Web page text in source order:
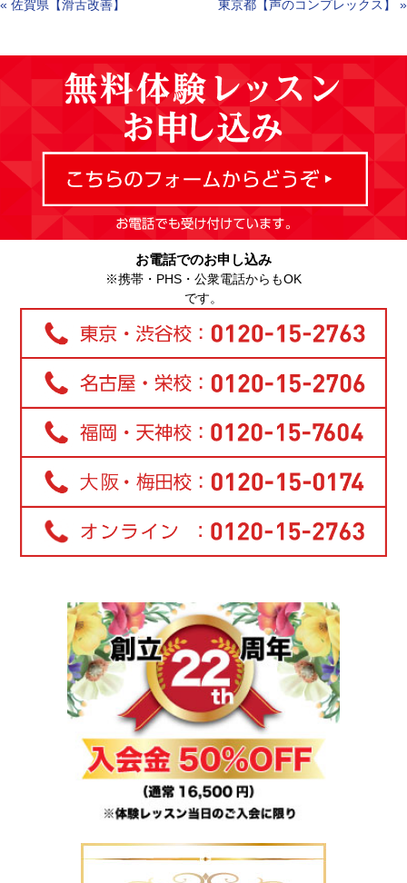
« 佐賀県【滑舌改善】 東京都【声のコンプレックス】 »
お電話でのお申し込み
※携帯・PHS・公衆電話からもOK
です。